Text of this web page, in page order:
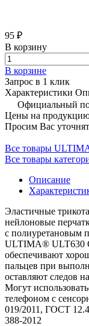
95 ₽
В корзину
В корзине
Запрос в 1 клик
Характеристики
Официальный
Цены на продукцию
Просим Вас
Все товары
Все товары
Описание
Эластичные
нейлоновые
с полиуретановым
ULTIMA® ULT630
обеспечивают
пальцев при
оставляют следов
Могут
телефоном с
019/2011, ГОСТ
388-2012